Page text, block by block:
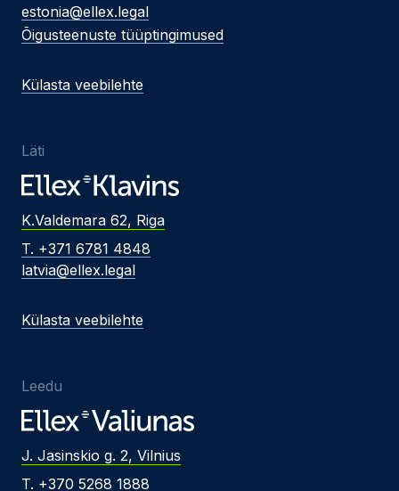
estonia@ellex.legal
Õigusteenuste tüüptingimused
Külasta veebilehte
Läti
K.Valdemara 62, Riga
T. +371 6781 4848
latvia@ellex.legal
Külasta veebilehte
Leedu
J. Jasinskio g. 2, Vilnius
T. +370 5268 1888